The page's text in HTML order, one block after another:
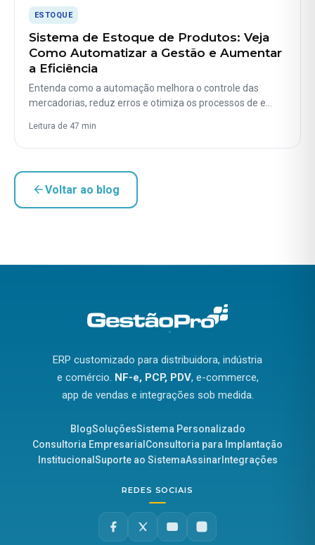
ESTOQUE
Sistema de Estoque de Produtos: Veja
Como Automatizar a Gestão e Aumentar
a Eficiência
Entenda como a automação melhora o controle das
mercadorias, reduz erros e otimiza os processos de e…
Leitura de 47 min
Voltar ao blog
ERP customizado para distribuidora, indústria
e comércio. NF-e, PCP, PDV, e-commerce,
app de vendas e integrações sob medida.
BlogSoluçõesSistema Personalizado
Consultoria Empresarial Consultoria para Implantação
Institucional Suporte ao SistemaAssinar Integrações
REDES SOCIAIS